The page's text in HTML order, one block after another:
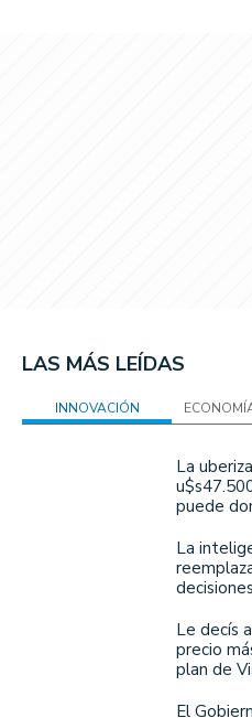
LAS MÁS LEÍDAS
INNOVACIÓN
La
puede
La
decisiones
Le decís
precio
plan de
El